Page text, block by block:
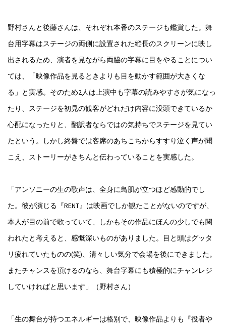
野村さんと後藤さんは、それぞれ本番のステージも鑑賞した。舞
台用字幕はステージの両側に設置された縦長のスクリーンに映し
出されるため、演者を見ながら両脇の字幕に目をやることについ
ては、「映像作品を見るときよりも目を動かす範囲が大きくな
る」と実感。そのため2人は上演中も字幕の読みやすさが気になっ
たり、ステージを初見の観客がどれだけ内容に没頭できているか
心配になったりと、翻訳者ならではの気持ちでステージを見てい
たという。しかし終盤では客席のあちこちからすすり泣く声が聞
こえ、ストーリーがきちんと伝わっていることを実感した。
「アンソニーの生の歌声は、全身に鳥肌が立つほど感動的でし
た。彼が演じる『RENT』は映画でしか観たことがないのですが、
本人が目の前で歌っていて、しかもその作品にほんの少しでも関
われたと考えると、感慨深いものがありました。目と頭はグッタ
リ疲れていたものの(笑)、清々しい気分で会場を後にできました。
またチャンスを頂けるのなら、舞台字幕にも積極的にチャンレジ
していければと思います」（野村さん）
「生の舞台が持つエネルギーは格別で、映像作品よりも『役者や